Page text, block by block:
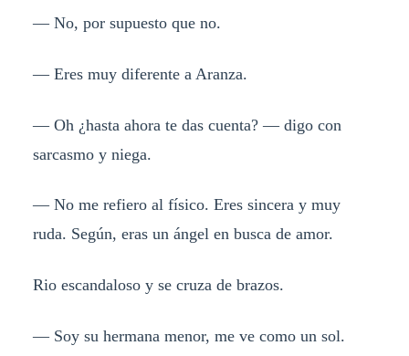
— No, por supuesto que no.
— Eres muy diferente a Aranza.
— Oh ¿hasta ahora te das cuenta? — digo con
sarcasmo y niega.
— No me refiero al físico. Eres sincera y muy
ruda. Según, eras un ángel en busca de amor.
Rio escandaloso y se cruza de brazos.
— Soy su hermana menor, me ve como un sol.